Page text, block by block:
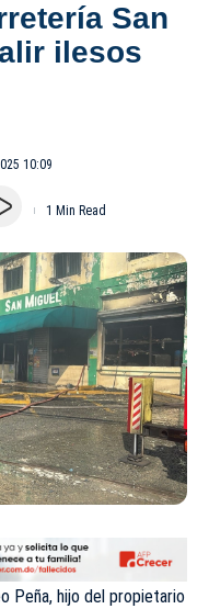
San
ilesos
10:09
1 Min Read
Peña, hijo del propietario